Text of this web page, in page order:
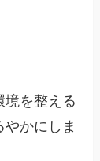
境を整える
かにしま